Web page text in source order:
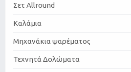
Σετ Allround
Καλάμια
Μηχανάκια ψαρέματος
Τεχνητά Δολώματα